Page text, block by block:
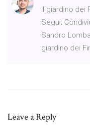
Il giardino dei
Segui;
Sandro
giardino dei
Leave a Reply